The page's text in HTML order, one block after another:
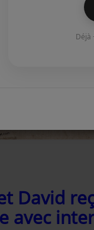
David
avec
Déjà